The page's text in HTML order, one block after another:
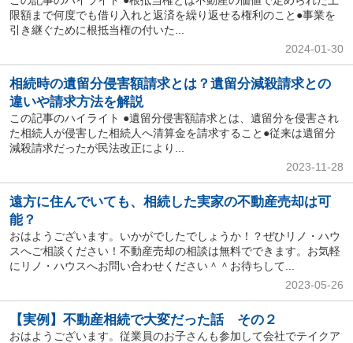
限額まで何度でも借り入れと返済を繰り返せる権利のこと●事業を
引き継ぐために根抵当権の付いた...
2024-01-30
相続時の遺留分侵害額請求とは？遺留分減殺請求との
違いや請求方法を解説
この記事のハイライト ●遺留分侵害額請求とは、遺留分を侵害され
た相続人が侵害した相続人へ清算金を請求すること●従来は遺留分
減殺請求だったが民法改正により...
2023-11-28
遠方に住んでいても、相続した実家の不動産売却は可
能？
おはようございます。いかがでしたでしょうか！？ぜひリノ・ハウ
スへご相談ください！不動産売却の相談は無料でできます。お気軽
にリノ・ハウスへお問い合わせください＾＾お待ちして...
2023-05-26
【実例】不動産相続で大変だった話 その２
おはようございます。従業員のお子さんも参加して会社でテイクア